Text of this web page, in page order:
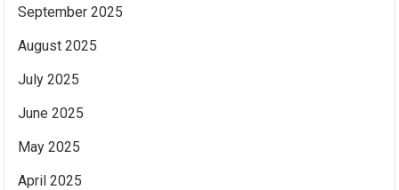
September 2025
August 2025
July 2025
June 2025
May 2025
April 2025